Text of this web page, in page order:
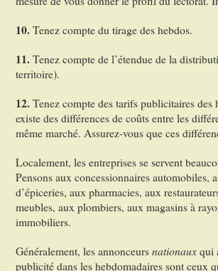
10.Tenez compte du tirage des hebdos.
11.Tenez compte de l’étendue de la
territoire).
12.Tenez compte des tarifs publicitaires des
existe des différences de coûts entre les
même marché. Assurez-vous que ces
Localement, les entreprises se servent
Pensons aux concessionnaires automobiles,
d’épiceries, aux pharmacies, aux
meubles, aux plombiers, aux magasins à
immobiliers.
Généralement, les annonceursnationauxqui
publicité dans les hebdomadaires sont ceux